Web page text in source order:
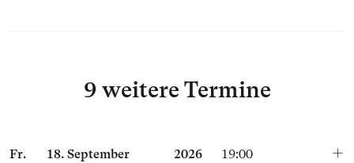
9 weitere Termine
Fr. 18.September 2026 19:00